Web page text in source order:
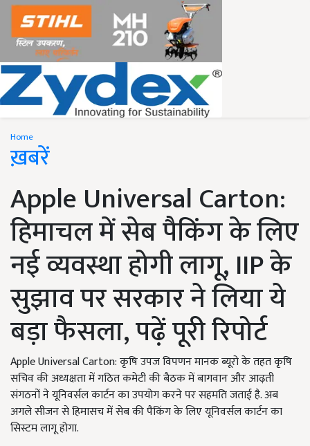
Home
ख़बरें
Apple Universal Carton:
हिमाचल में सेब पैकिंग के लिए
नई व्यवस्था होगी लागू, IIP के
सुझाव पर सरकार ने लिया ये
बड़ा फैसला, पढ़ें पूरी रिपोर्ट
Apple Universal Carton: कृषि उपज विपणन मानक ब्यूरो के तहत कृषि
सचिव की अध्यक्षता में गठित कमेटी की बैठक में बागवान और आढ़ती
संगठनों ने यूनिवर्सल कार्टन का उपयोग करने पर सहमति जताई है. अब
अगले सीजन से हिमासच में सेब की पैकिंग के लिए यूनिवर्सल कार्टन का
सिस्टम लागू होगा.